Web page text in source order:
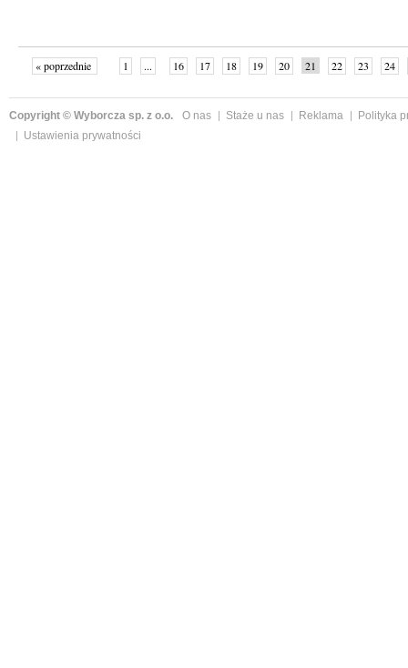
« poprzednie 1 ... 16 17 18 19 20 21 22 23
24
Copyright © Wyborcza sp. z o.o. O nas Staże u nas Reklama
Polityka
Ustawienia prywatności